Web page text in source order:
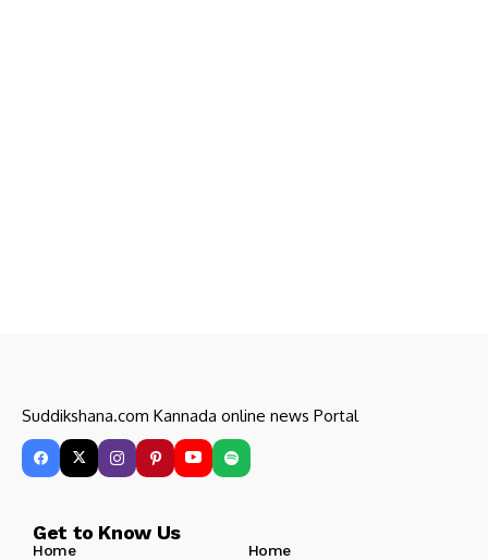
Suddikshana.com Kannada online news Portal
Get to Know Us
Home
Home